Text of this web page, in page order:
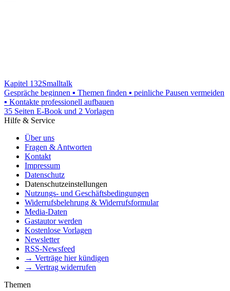
Kapitel 132Smalltalk
Gespräche beginnen ▪ Themen finden ▪ peinliche Pausen vermeiden
▪ Kontakte professionell aufbauen
35 Seiten E-Book und 2 Vorlagen
Hilfe & Service
Über uns
Fragen & Antworten
Kontakt
Impressum
Datenschutz
Datenschutzeinstellungen
Nutzungs- und Geschäftsbedingungen
Widerrufsbelehrung & Widerrufsformular
Media-Daten
Gastautor werden
Kostenlose Vorlagen
Newsletter
RSS-Newsfeed
→ Verträge hier kündigen
→ Vertrag widerrufen
Themen